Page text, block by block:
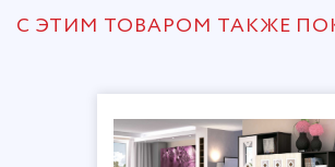
С ЭТИМ ТОВАРОМ ТАКЖЕ